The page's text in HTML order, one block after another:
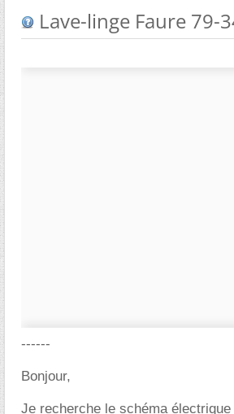
Lave-linge Faure 79-
------
Bonjour,
Je recherche le schéma